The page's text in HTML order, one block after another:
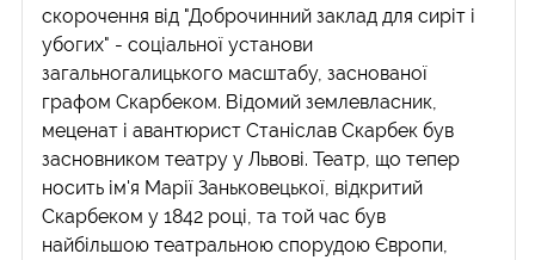
скорочення від "Доброчинний заклад для сиріт і
убогих" - соціальної установи
загальногалицького масштабу, заснованої
графом Скарбеком. Відомий землевласник,
меценат і авантюрист Станіслав Скарбек був
засновником театру у Львові. Театр, що тепер
носить ім'я Марії Заньковецької, відкритий
Скарбеком у 1842 році, та той час був
найбільшою театральною спорудою Європи,